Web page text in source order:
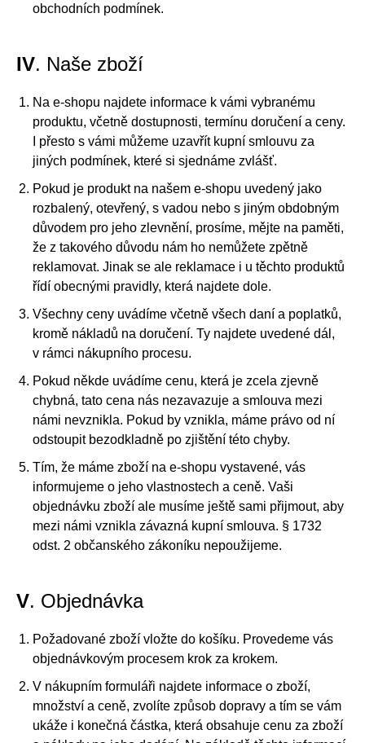
obchodních podmínek.
IV. Naše zboží
Na e-shopu najdete informace k vámi vybranému
produktu, včetně dostupnosti, termínu doručení a ceny.
I přesto s vámi můžeme uzavřít kupní smlouvu za
jiných podmínek, které si sjednáme zvlášť.
Pokud je produkt na našem e-shopu uvedený jako
rozbalený, otevřený, s vadou nebo s jiným obdobným
důvodem pro jeho zlevnění, prosíme, mějte na paměti,
že z takového důvodu nám ho nemůžete zpětně
reklamovat. Jinak se ale reklamace i u těchto produktů
řídí obecnými pravidly, která najdete dole.
Všechny ceny uvádíme včetně všech daní a poplatků,
kromě nákladů na doručení. Ty najdete uvedené dál,
v rámci nákupního procesu.
Pokud někde uvádíme cenu, která je zcela zjevně
chybná, tato cena nás nezavazuje a smlouva mezi
námi nevznikla. Pokud by vznikla, máme právo od ní
odstoupit bezodkladně po zjištění této chyby.
Tím, že máme zboží na e-shopu vystavené, vás
informujeme o jeho vlastnostech a ceně. Vaši
objednávku zboží ale musíme ještě sami přijmout, aby
mezi námi vznikla závazná kupní smlouva. § 1732
odst. 2 občanského zákoníku nepoužijeme.
V. Objednávka
Požadované zboží vložte do košíku. Provedeme vás
objednávkovým procesem krok za krokem.
V nákupním formuláři najdete informace o zboží,
množství a ceně, zvolíte způsob dopravy a tím se vám
ukáže i konečná částka, která obsahuje cenu za zboží